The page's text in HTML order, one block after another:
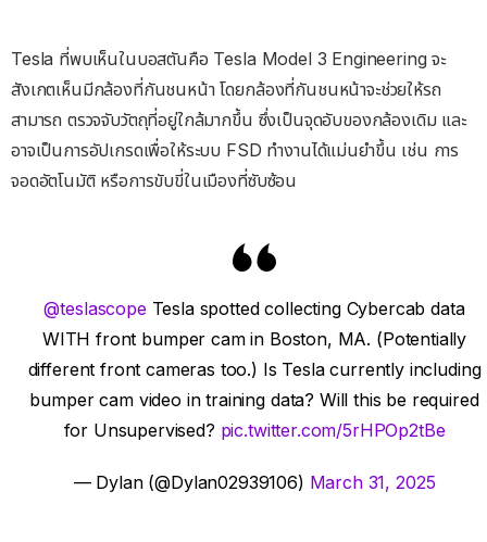
Tesla ที่พบเห็นในบอสตันคือ Tesla Model 3 Engineering จะ
สังเกตเห็นมีกล้องที่กันชนหน้า โดยกล้องที่กันชนหน้าจะช่วยให้รถ
สามารถ ตรวจจับวัตถุที่อยู่ใกล้มากขึ้น ซึ่งเป็นจุดอับของกล้องเดิม และ
อาจเป็นการอัปเกรดเพื่อให้ระบบ FSD ทำงานได้แม่นยำขึ้น เช่น การ
จอดอัตโนมัติ หรือการขับขี่ในเมืองที่ซับซ้อน
@teslascopeTesla spotted collecting Cybercab data
WITH front bumper cam in Boston, MA. (Potentially
different front cameras too.) Is Tesla currently including
bumper cam video in training data? Will this be required
for Unsupervised? pic.twitter.com/5rHPOp2tBe
— Dylan (@Dylan02939106) March 31, 2025